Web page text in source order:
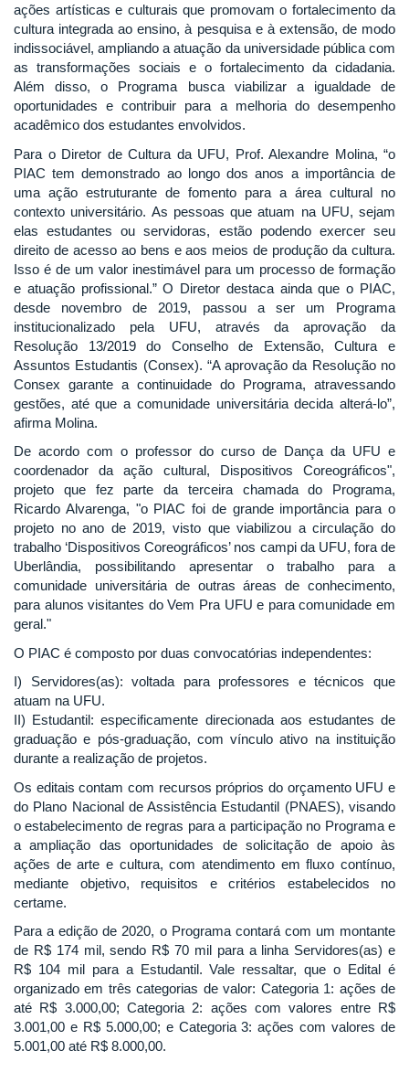
ações artísticas e culturais que promovam o fortalecimento da
cultura integrada ao ensino, à pesquisa e à extensão, de modo
indissociável, ampliando a atuação da universidade pública com
as transformações sociais e o fortalecimento da cidadania.
Além disso, o Programa busca viabilizar a igualdade de
oportunidades e contribuir para a melhoria do desempenho
acadêmico dos estudantes envolvidos.
Para o Diretor de Cultura da UFU, Prof. Alexandre Molina, “o
PIAC tem demonstrado ao longo dos anos a importância de
uma ação estruturante de fomento para a área cultural no
contexto universitário. As pessoas que atuam na UFU, sejam
elas estudantes ou servidoras, estão podendo exercer seu
direito de acesso ao bens e aos meios de produção da cultura.
Isso é de um valor inestimável para um processo de formação
e atuação profissional.” O Diretor destaca ainda que o PIAC,
desde novembro de 2019, passou a ser um Programa
institucionalizado pela UFU, através da aprovação da
Resolução 13/2019 do Conselho de Extensão, Cultura e
Assuntos Estudantis (Consex). “A aprovação da Resolução no
Consex garante a continuidade do Programa, atravessando
gestões, até que a comunidade universitária decida alterá-lo”,
afirma Molina.
De acordo com o professor do curso de Dança da UFU e
coordenador da ação cultural, Dispositivos Coreográficos",
projeto que fez parte da terceira chamada do Programa,
Ricardo Alvarenga, "o PIAC foi de grande importância para o
projeto no ano de 2019, visto que viabilizou a circulação do
trabalho ‘Dispositivos Coreográficos’ nos campi da UFU, fora de
Uberlândia, possibilitando apresentar o trabalho para a
comunidade universitária de outras áreas de conhecimento,
para alunos visitantes do Vem Pra UFU e para comunidade em
geral."
O PIAC é composto por duas convocatórias independentes:
I) Servidores(as): voltada para professores e técnicos que
atuam na UFU.
II) Estudantil: especificamente direcionada aos estudantes de
graduação e pós-graduação, com vínculo ativo na instituição
durante a realização de projetos.
Os editais contam com recursos próprios do orçamento UFU e
do Plano Nacional de Assistência Estudantil (PNAES), visando
o estabelecimento de regras para a participação no Programa e
a ampliação das oportunidades de solicitação de apoio às
ações de arte e cultura, com atendimento em fluxo contínuo,
mediante objetivo, requisitos e critérios estabelecidos no
certame.
Para a edição de 2020, o Programa contará com um montante
de R$ 174 mil, sendo R$ 70 mil para a linha Servidores(as) e
R$ 104 mil para a Estudantil. Vale ressaltar, que o Edital é
organizado em três categorias de valor: Categoria 1: ações de
até R$ 3.000,00; Categoria 2: ações com valores entre R$
3.001,00 e R$ 5.000,00; e Categoria 3: ações com valores de
5.001,00 até R$ 8.000,00.